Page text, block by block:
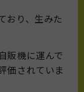
おり、生みた
販機に運んで
価されていま